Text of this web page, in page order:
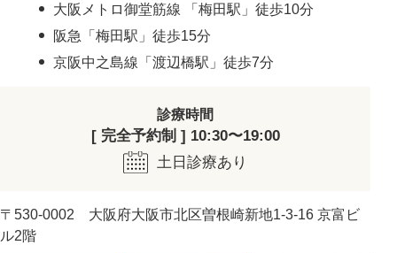
大阪メトロ御堂筋線 「梅田駅」徒歩10分
阪急「梅田駅」徒歩15分
京阪中之島線「渡辺橋駅」徒歩7分
診療時間
[ 完全予約制 ] 10:30〜19:00
土日診療あり
〒530-0002 大阪府大阪市北区曽根崎新地1-3-16 京富ビ
ル2階